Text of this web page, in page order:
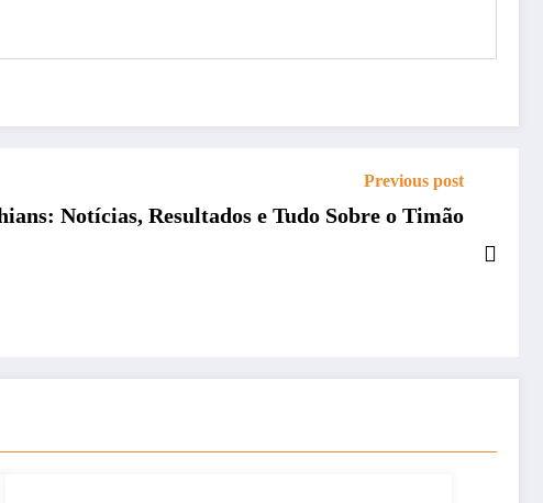
Previous post
Notícias, Resultados e Tudo Sobre o Timão